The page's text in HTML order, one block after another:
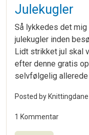
Julekugler
Så lykkedes det
julekugler inden
Lidt strikket jul skal
efter denne gratis
selvfølgelig
Posted by
1 Kommentar